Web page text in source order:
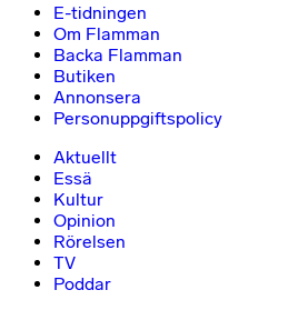
E-tidningen
Om Flamman
Backa Flamman
Butiken
Annonsera
Personuppgiftspolicy
Aktuellt
Essä
Kultur
Opinion
Rörelsen
TV
Poddar